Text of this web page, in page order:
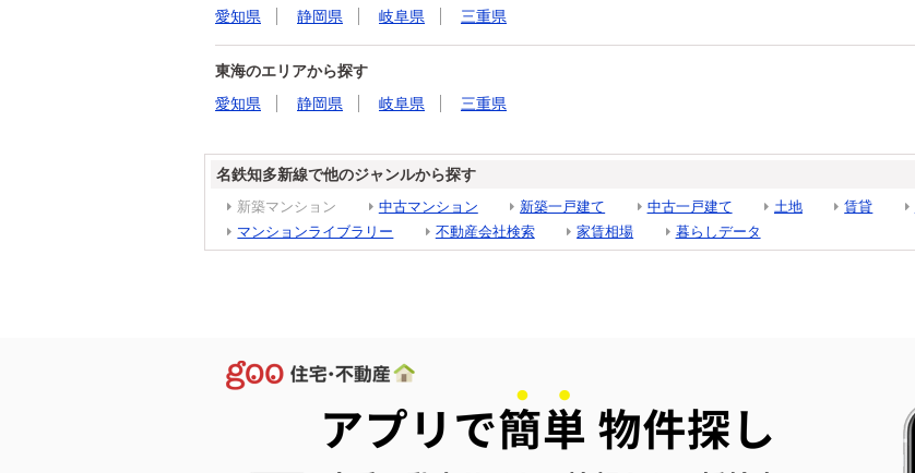
愛知県
静岡県 岐阜県 三重県
東海のエリアから探す
愛知県
静岡県 岐阜県 三重県
名鉄知多新線で他のジャンルから探す
新築マンション 中古マンション 新築一戸建て 中古一戸建て 土地 賃貸
マンションライブラリー
不動産会社検索 家賃相場 暮らしデータ